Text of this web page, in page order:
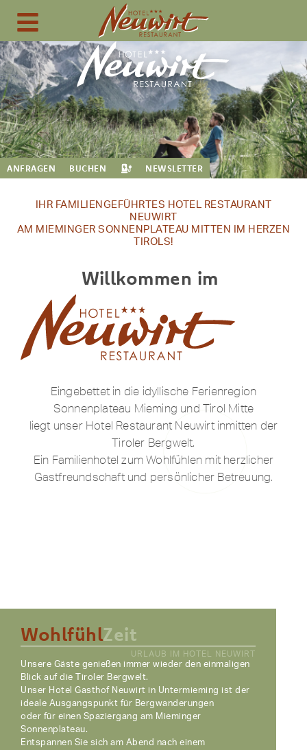
ANFRAGEN BUCHEN NEWSLETTER
IHR FAMILIENGEFÜHRTES HOTEL RESTAURANT
NEUWIRT
AM MIEMINGER SONNENPLATEAU MITTEN IM HERZEN
TIROLS!
Willkommen im
Eingebettet in die idyllische Ferienregion
Sonnenplateau Mieming und Tirol Mitte
liegt unser Hotel Restaurant Neuwirt inmitten der
Tiroler Bergwelt.
Ein Familienhotel zum Wohlfühlen mit herzlicher
Gastfreundschaft und persönlicher Betreuung.
WohlfühlZeit
URLAUB IM HOTEL NEUWIRT
Unsere Gäste genießen immer wieder den einmaligen
Blick auf die Tiroler Bergwelt.
Unser Hotel Gasthof Neuwirt in Untermieming ist der
ideale Ausgangspunkt für Bergwanderungen
oder für einen Spaziergang am Mieminger
Sonnenplateau.
Entspannen Sie sich am Abend nach einem